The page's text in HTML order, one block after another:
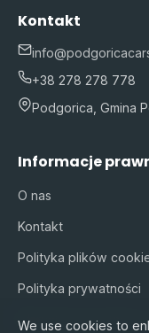
We use cookies to
Kontakt
+38 278 278 778
Podgorica, Gmina
Informacje
O nas
Kontakt
Polityka plików
Polityka prywatności
Warunki korzystania z